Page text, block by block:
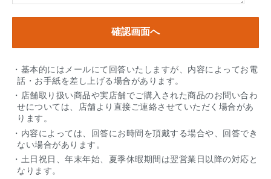
・基本的にはメールにて回答いたしますが、内容によってお電
話・お手紙を差し上げる場合があります。
・店舗取り扱い商品や実店舗でご購入された商品のお問い合わ
せについては、店舗より直接ご連絡させていただく場合があ
ります。
・内容によっては、回答にお時間を頂戴する場合や、回答でき
ない場合があります。
・土日祝日、年末年始、夏季休暇期間は翌営業日以降の対応と
なります。